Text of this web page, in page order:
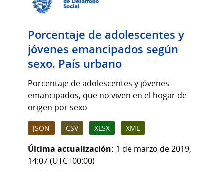
Porcentaje de adolescentes y
jóvenes emancipados según
sexo. País urbano
Porcentaje de adolescentes y jóvenes
emancipados, que no viven en el hogar de
origen por sexo
JSON CSV XLSX XML
Última actualización: 1 de marzo de 2019,
14:07 (UTC+00:00)